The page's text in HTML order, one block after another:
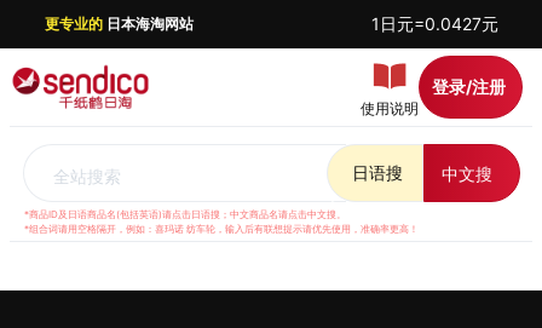
更专业的日本海淘网站 1日元=0.0427元
使用说明
登录/注册
全站搜索 日语搜 中文搜
*商品ID及日语商品名(包括英语)请点击日语搜；中文商品名请点击中文搜。
*组合词请用空格隔开，例如：喜玛诺 纺车轮，输入后有联想提示请优先使用，准确率更高！